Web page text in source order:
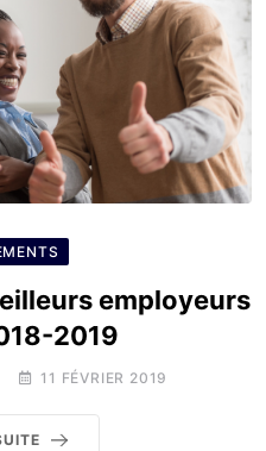
employeurs
2019
11 FÉVRIER 2019